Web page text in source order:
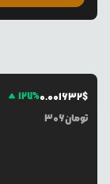
127%0.001632$
306تومان